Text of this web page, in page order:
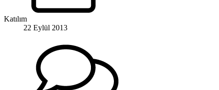
Katılım
22 Eylül 2013